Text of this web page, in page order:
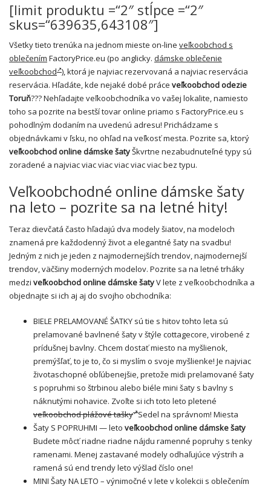
[limit produktu =“2″ stĺpce =“2″
skus=“639635,643108″]
Všetky tieto trenúka na jednom mieste on-line veľkoobchod s
oblečením FactoryPrice.eu (po anglicky. dámske oblečenie
veľkoobchod ), ktorá je najviac rezervovaná a najviac reservácia
reservácia. Hľadáte, kde nejaké dobé práce veľkoobchod odezie
Toruň??? Nehľadajte veľkoobchodníka vo vašej lokalite, namiesto
toho sa pozrite na bestší tovar online priamo s FactoryPrice.eu s
pohodlným dodaním na uvedenú adresu! Prichádzame s
objednávkami v ľsku, no ohľad na veľkosť mesta. Pozrite sa, ktorý
veľkoobchod online dámske šatyŠkvrtne nezabudnuteľné typy sú
zoradené a najviac viac viac viac viac viac bez typu.
Veľkoobchodné online dámske šaty
na leto – pozrite sa na letné hity!
Teraz dievčatá často hľadajú dva modely šiatov, na modeloch
znamená pre každodenný život a elegantné šaty na svadbu!
Jedným z nich je jeden z najmodernejších trendov, najmodernejší
trendov, väčšiny moderných modelov. Pozrite sa na letné trháky
medzi veľkoobchod online dámske šatyV lete z veľkoobchodníka a
objednajte si ich aj aj do svojho obchodníka:
BIELE PRELAMOVANÉ ŠATKY sú tie s hitov tohto leta sú
prelamované bavlnené šaty v štýle cottagecore, virobené z
prídušnej bavlny. Chcem dostať miesto na myšlienok,
premýšľať, to je to, čo si myslím o svoje myšlienke! Je najviac
životaschopné obľúbenejšie, pretože midi prelamované šaty
s popruhmi so štrbinou alebo biéle mini šaty s bavlny s
náknutými nohavice. Zvoľte si ich toto leto pletené
veľkoobchod plážové tašky Sedel na správnom! Miesta
Šaty S POPRUHMI — leto veľkoobchod online dámske šaty
Budete môcť riadne riadne nájdu ramenné popruhy s tenky
ramenami. Menej zastavané modely odhaľujúce výstrih a
ramená sú end trendy leto výšlad číslo one!
MINI Šaty NA LETO – výnimočné v lete v kolekcii s oblečením